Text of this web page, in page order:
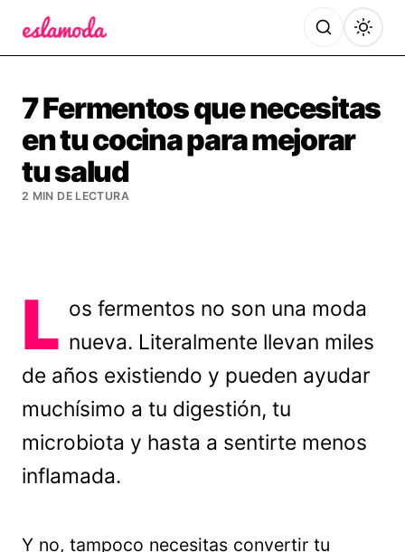
7 Fermentos que necesitas
en tu cocina para mejorar
tu salud
2 MIN DE LECTURA
L os fermentos no son una moda
nueva. Literalmente llevan miles
de años existiendo y pueden ayudar
muchísimo a tu digestión, tu
microbiota y hasta a sentirte menos
inflamada.
Y no, tampoco necesitas convertir tu